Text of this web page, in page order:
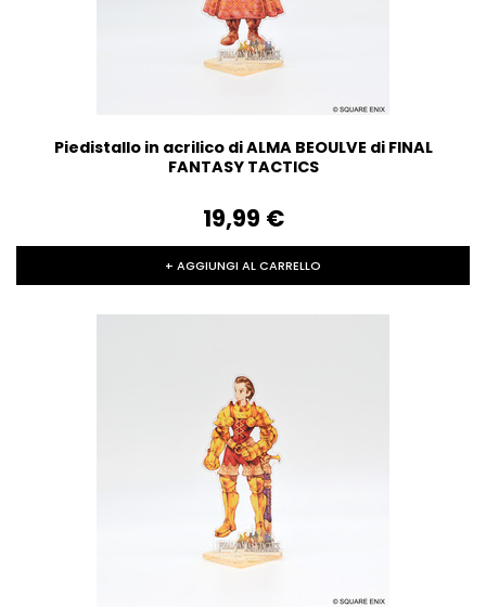
Piedistallo in acrilico di ALMA BEOULVE di FINAL
FANTASY TACTICS
19,99‎ ‎€
+ AGGIUNGI AL CARRELLO